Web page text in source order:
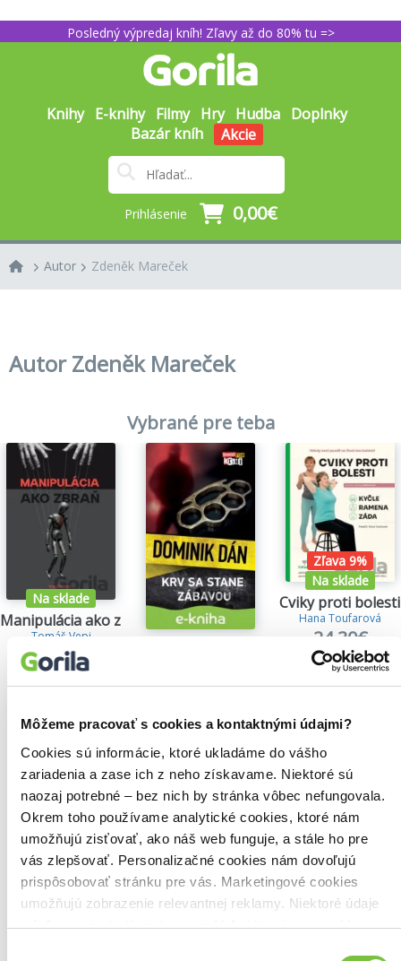
Môžeme pracovať s cookies a kontaktnými údajmi?
Cookies sú informácie, ktoré ukladáme do vášho
zariadenia a zase ich z neho získavame. Niektoré sú
naozaj potrebné – bez nich by stránka vôbec nefungovala.
Okrem toho používame analytické cookies, ktoré nám
umožňujú zisťovať, ako náš web funguje, a stále ho pre
vás zlepšovať. Personalizačné cookies nám dovoľujú
prispôsobovať stránku pre vás. Marketingové cookies
umožňujú zobrazenie relevantnej reklamy. Niektoré údaje
zdieľame aj s tretími stranami. Veľmi by nám pomohlo,
Posledný výpredaj kníh! Zľavy až do 80% tu =>
Knihy E-knihy Filmy Hry Hudba Doplnky
Bazár kníh
Akcie
Prihlásenie 0,00€
Autor Zdeněk Mareček
Autor Zdeněk Mareček
Vybrané pre teba
Na sklade
Manipulácia ako zbraň
Tomáš Vepi
15,79€
14,35€
Zľava 9%
Na sklade
Cviky proti
Hana Toufarová
24,30€
Našli sme0titulov
Zoradiť podľa:
Filtrovať